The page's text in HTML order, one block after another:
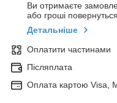
Ви отримаєте
або гроші
Детальніше
Оплатити частинами
Післяплата
Оплата картою Visa,